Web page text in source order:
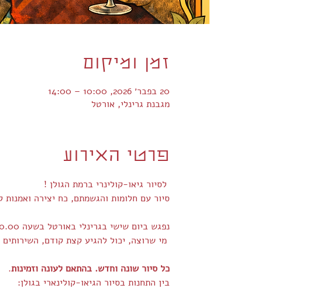
זמן ומיקום
20 בפבר׳ 2026, 10:00 – 14:00
מגבנת גרינלי, אורטל
פרטי האירוע
סיור עם חלומות והגשמתם, כח יצירה
נפגש ביום שישי בגרינלי באורטל בשעה 10.00. סיום משוער 14.00.
מי שרוצה, יכול להגיע קצת קודם, השירותים פתוחים וניתן גם להזמין קפה.
כל סיור שונה וחדש. בהתאם לעונה וזמינות.
בין התחנות בסיור הגיאו-קולינארי בגולן: